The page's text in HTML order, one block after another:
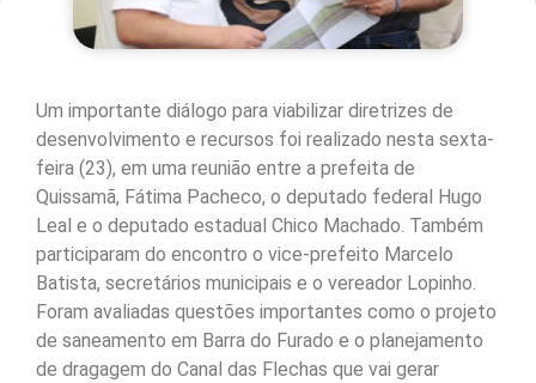
Um importante diálogo para viabilizar diretrizes de
desenvolvimento e recursos foi realizado nesta sexta-
feira (23), em uma reunião entre a prefeita de
Quissamã, Fátima Pacheco, o deputado federal Hugo
Leal e o deputado estadual Chico Machado. Também
participaram do encontro o vice-prefeito Marcelo
Batista, secretários municipais e o vereador Lopinho.
Foram avaliadas questões importantes como o projeto
de saneamento em Barra do Furado e o planejamento
de dragagem do Canal das Flechas que vai gerar